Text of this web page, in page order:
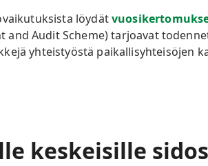
löydät
and Audit Scheme) tarjoavat
yhteistyöstä paikallisyhteisöjen
keskeisille